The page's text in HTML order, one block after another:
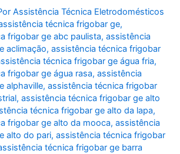
Assistência Técnica Eletrodomésticos
técnica frigobar ge,
frigobar ge abc paulista,assistência
aclimação,assistência técnica frigobar
técnica frigobar ge água fria,
frigobar ge água rasa,assistência
alphaville,assistência técnica frigobar
,assistência técnica frigobar ge alto
técnica frigobar ge alto da lapa,
frigobar ge alto da mooca,assistência
alto do pari,assistência técnica frigobar
técnica frigobar ge barra